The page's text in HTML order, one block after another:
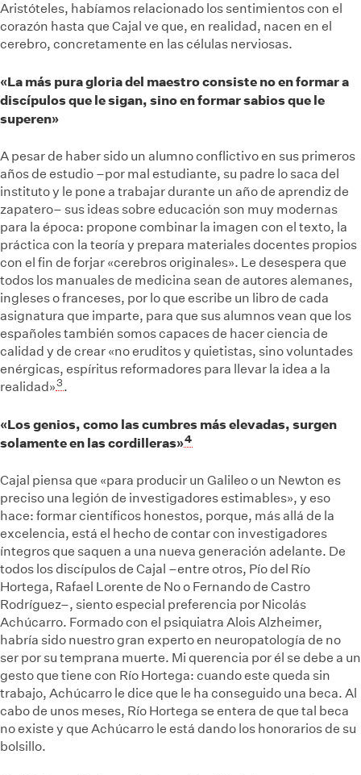
Aristóteles, habíamos relacionado los sentimientos con el
corazón hasta que Cajal ve que, en realidad, nacen en el
cerebro, concretamente en las células nerviosas.
«La más pura gloria del maestro consiste no en formar a
discípulos que le sigan, sino en formar sabios que le
superen»
A pesar de haber sido un alumno conflictivo en sus primeros
años de estudio –por mal estudiante, su padre lo saca del
instituto y le pone a trabajar durante un año de aprendiz de
zapatero– sus ideas sobre educación son muy modernas
para la época: propone combinar la imagen con el texto, la
práctica con la teoría y prepara materiales docentes propios
con el fin de forjar «cerebros originales». Le desespera que
todos los manuales de medicina sean de autores alemanes,
ingleses o franceses, por lo que escribe un libro de cada
asignatura que imparte, para que sus alumnos vean que los
españoles también somos capaces de hacer ciencia de
calidad y de crear «no eruditos y quietistas, sino voluntades
enérgicas, espíritus reformadores para llevar la idea a la
realidad»3.
«Los genios, como las cumbres más elevadas, surgen
solamente en las cordilleras»4
Cajal piensa que «para producir un Galileo o un Newton es
preciso una legión de investigadores estimables», y eso
hace: formar científicos honestos, porque, más allá de la
excelencia, está el hecho de contar con investigadores
íntegros que saquen a una nueva generación adelante. De
todos los discípulos de Cajal –entre otros, Pío del Río
Hortega, Rafael Lorente de No o Fernando de Castro
Rodríguez–, siento especial preferencia por Nicolás
Achúcarro. Formado con el psiquiatra Alois Alzheimer,
habría sido nuestro gran experto en neuropatología de no
ser por su temprana muerte. Mi querencia por él se debe a un
gesto que tiene con Río Hortega: cuando este queda sin
trabajo, Achúcarro le dice que le ha conseguido una beca. Al
cabo de unos meses, Río Hortega se entera de que tal beca
no existe y que Achúcarro le está dando los honorarios de su
bolsillo.